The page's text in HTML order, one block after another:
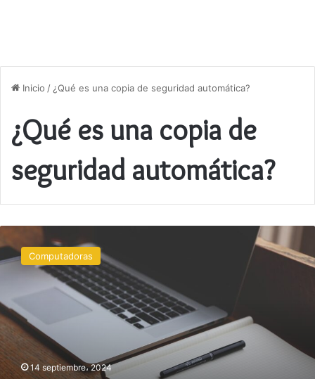
Inicio / ¿Qué es una copia de seguridad automática?
¿Qué es una copia de
seguridad automática?
hacer
copias
automáticas
Computadoras
14 septiembre، 2024